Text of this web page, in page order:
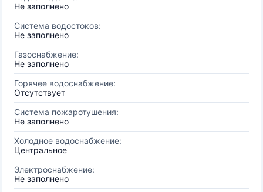
Не заполнено
Система водостоков:
Не заполнено
Газоснабжение:
Не заполнено
Горячее водоснабжение:
Отсутствует
Система пожаротушения:
Не заполнено
Холодное водоснабжение:
Центральное
Электроснабжение:
Не заполнено